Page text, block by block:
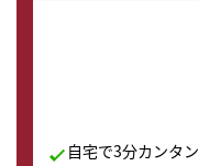
自宅で3分カンタ